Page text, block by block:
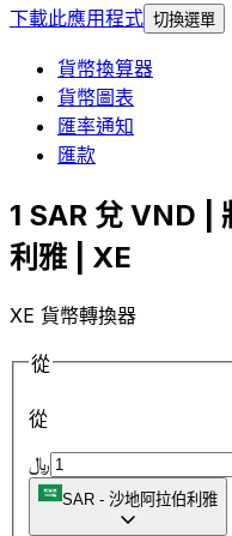
下載此應用程式 切換選單
貨幣換算器
貨幣圖表
匯率通知
匯款
1 SAR 兌 VND |
利雅 | XE
XE 貨幣轉換器
從
從
﷼
SAR - 沙地阿拉伯利雅